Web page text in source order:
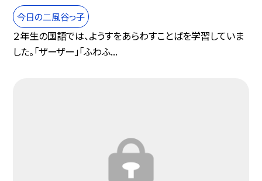
今日の二風谷っ子
２年生の国語では、ようすをあらわすことばを学習していま
した。「ザーザー」「ふわふ...